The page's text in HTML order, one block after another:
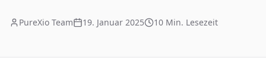
PureXio Team 19. Januar 2025 10 Min. Lesezeit